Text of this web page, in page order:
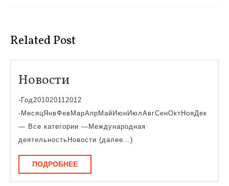
Related Post
Новости
-Год201020112012
-МесяцЯнвФевМарАпрМайИюнИюлАвгСенОктНояДек
— Все категории —Международная
деятельностьНовости (далее…)
ПОДРОБНЕЕПОДРОБНЕЕ